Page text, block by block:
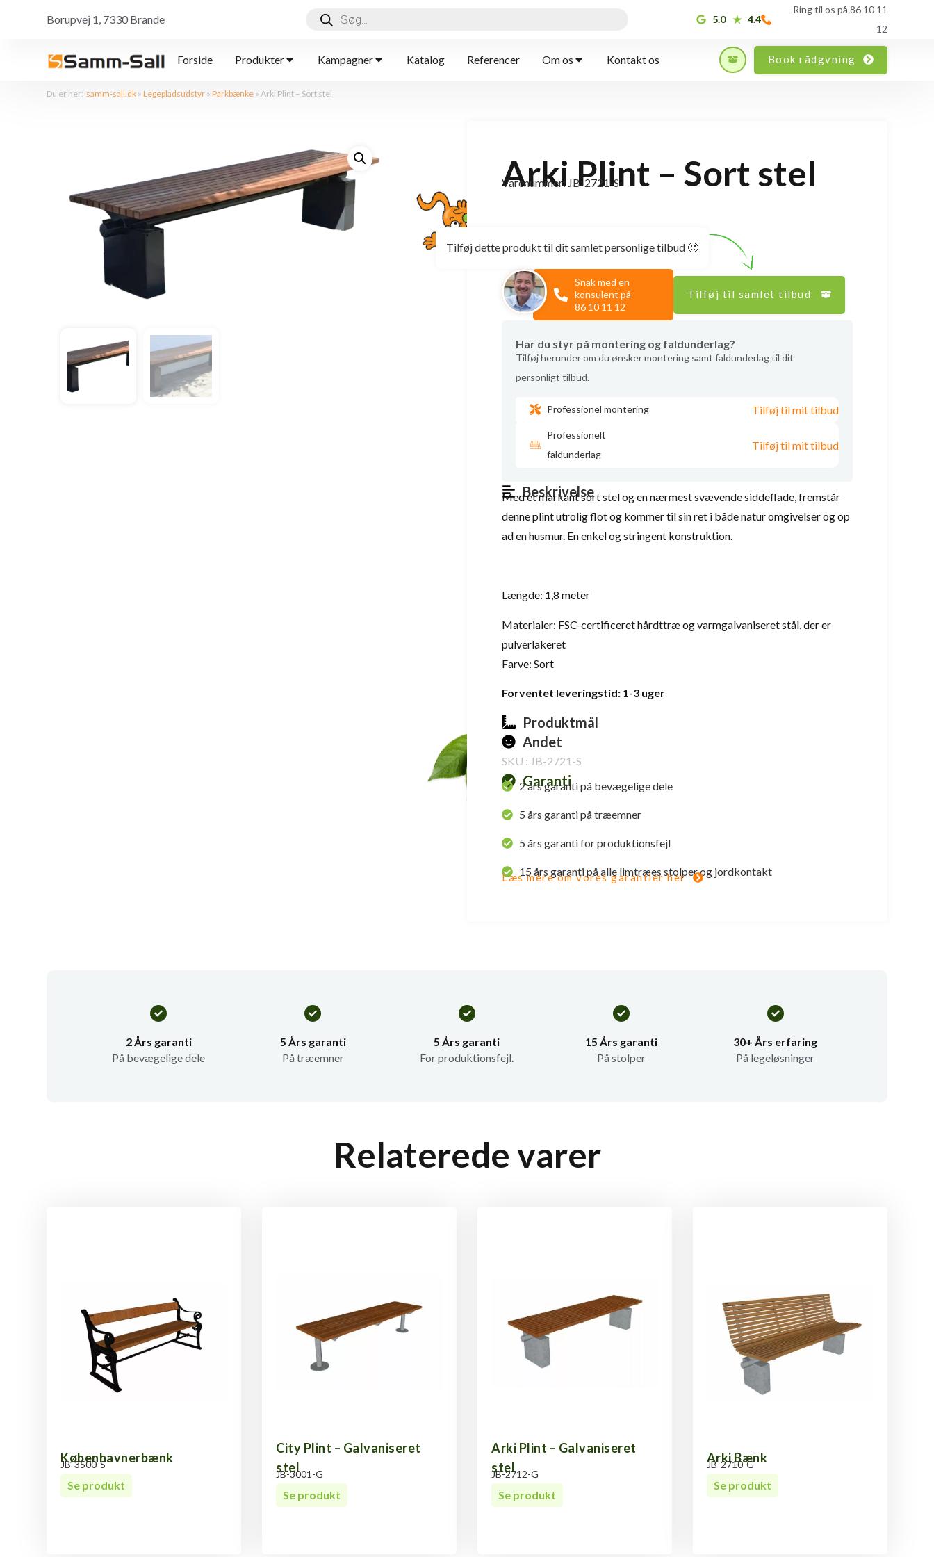
Borupvej 1, 7330 Brande 5.0 4.4
Ring til os på 86 10 11
12
Forside Produkter Kampagner Katalog Referencer Om os Kontakt os Book rådgvning
Du er her: samm-sall.dk »Legepladsudstyr »Parkbænke »Arki Plint – Sort stel
Arki Plint – Sort stel
Varenummer: JB-2721-S
Tilføj dette produkt til dit samlet personlige tilbud 🙂
Snak med en
konsulent på
86 10 11 12
Tilføj til samlet tilbud
Har du styr på montering og faldunderlag?
Tilføj herunder om du ønsker montering samt faldunderlag til dit
personligt tilbud.
Professionel montering Tilføj til mit tilbud
Professionelt
faldunderlag
Tilføj til mit tilbud
Beskrivelse
Med et markant sort stel og en nærmest svævende siddeflade, fremstår
denne plint utrolig flot og kommer til sin ret i både natur omgivelser og op
ad en husmur. En enkel og stringent konstruktion.
Længde: 1,8 meter
Materialer: FSC-certificeret hårdttræ og varmgalvaniseret stål, der er
pulverlakeret
Farve: Sort
Forventet leveringstid: 1-3 uger
Produktmål
Andet
SKU : JB-2721-S
Garanti
2 års garanti på bevægelige dele
5 års garanti på træemner
5 års garanti for produktionsfejl
15 års garanti på alle limtræes stolper og jordkontakt
Læs mere om vores garantier her
2 Års garanti
På bevægelige dele
5 Års garanti
På træemner
5 Års garanti
For produktionsfejl.
15 Års garanti
På stolper
30+ Års erfaring
På legeløsninger
Relaterede varer
Københavnerbænk
JB-3500-S
Se produkt
City Plint – Galvaniseret
stel
JB-3001-G
Se produkt
Arki Plint – Galvaniseret
stel
JB-2712-G
Se produkt
Arki Bænk
JB-2710-G
Se produkt